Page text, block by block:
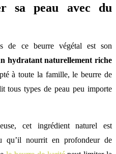
sa peau avec du
de ce beurre végétal est son
hydratant naturellement riche
à toute la famille, le beurre de
tous types de peau peu importe
cet ingrédient naturel est
qu’il nourrit en profondeur de